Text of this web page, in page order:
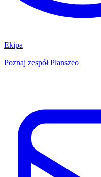
Ekipa
Poznaj zespół Planszeo